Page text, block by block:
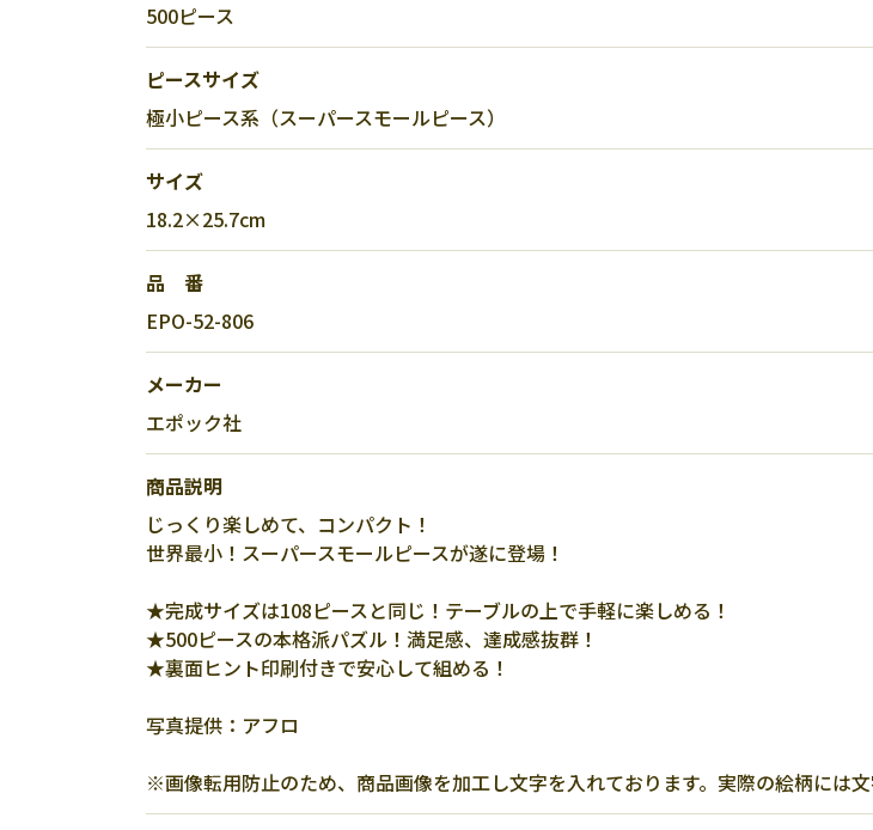
500ピース
ピースサイズ
極小ピース系（スーパースモールピース）
サイズ
18.2×25.7cm
品 番
EPO-52-806
メーカー
エポック社
商品説明
じっくり楽しめて、コンパクト！
世界最小！スーパースモールピースが遂に登場！
★完成サイズは108ピースと同じ！テーブルの上で手軽に楽しめる！
★500ピースの本格派パズル！満足感、達成感抜群！
★裏面ヒント印刷付きで安心して組める！
写真提供：アフロ
※画像転用防止のため、商品画像を加工し文字を入れております。実際の絵柄には文